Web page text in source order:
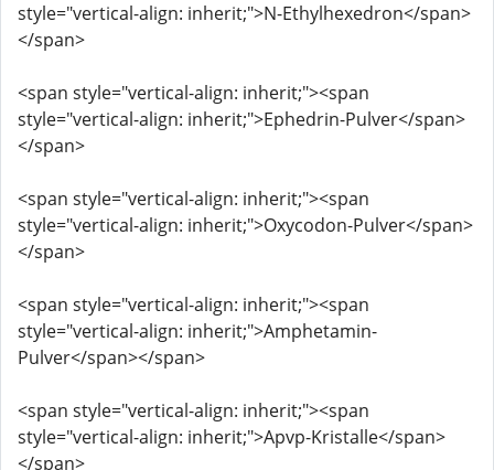
style="vertical-align: inherit;">N-Ethylhexedron</span>
</span>
<span style="vertical-align: inherit;"><span
style="vertical-align: inherit;">Ephedrin-Pulver</span>
</span>
<span style="vertical-align: inherit;"><span
style="vertical-align: inherit;">Oxycodon-Pulver</span>
</span>
<span style="vertical-align: inherit;"><span
style="vertical-align: inherit;">Amphetamin-
Pulver</span></span>
<span style="vertical-align: inherit;"><span
style="vertical-align: inherit;">Apvp-Kristalle</span>
</span>